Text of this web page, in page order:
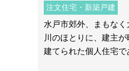
注文住宅・新築戸建
水戸市郊外、まもな
川のほとりに、建主
建てられた個人住宅